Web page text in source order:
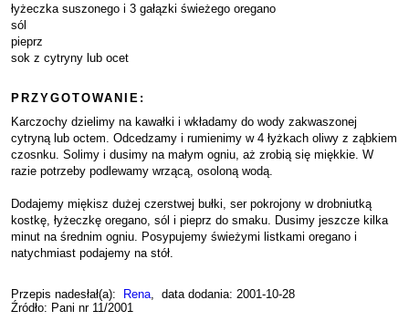
łyżeczka suszonego i 3 gałązki świeżego oregano
sól
pieprz
sok z cytryny lub ocet
PRZYGOTOWANIE:
Karczochy dzielimy na kawałki i wkładamy do wody zakwaszonej
cytryną lub octem. Odcedzamy i rumienimy w 4 łyżkach oliwy z ząbkiem
czosnku. Solimy i dusimy na małym ogniu, aż zrobią się miękkie. W
razie potrzeby podlewamy wrzącą, osoloną wodą.
Dodajemy miękisz dużej czerstwej bułki, ser pokrojony w drobniutką
kostkę, łyżeczkę oregano, sól i pieprz do smaku. Dusimy jeszcze kilka
minut na średnim ogniu. Posypujemy świeżymi listkami oregano i
natychmiast podajemy na stół.
Przepis nadesłał(a): Rena, data dodania: 2001-10-28
Źródło: Pani nr 11/2001